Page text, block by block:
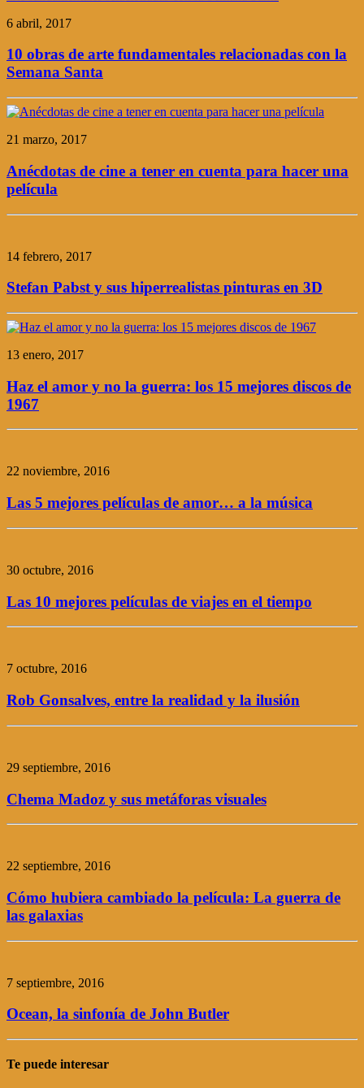
6 abril, 2017
10 obras de arte fundamentales relacionadas con la
Semana Santa
21 marzo, 2017
Anécdotas de cine a tener en cuenta para hacer una
película
14 febrero, 2017
Stefan Pabst y sus hiperrealistas pinturas en 3D
13 enero, 2017
Haz el amor y no la guerra: los 15 mejores discos de
1967
22 noviembre, 2016
Las 5 mejores películas de amor… a la música
30 octubre, 2016
Las 10 mejores películas de viajes en el tiempo
7 octubre, 2016
Rob Gonsalves, entre la realidad y la ilusión
29 septiembre, 2016
Chema Madoz y sus metáforas visuales
22 septiembre, 2016
Cómo hubiera cambiado la película: La guerra de
las galaxias
7 septiembre, 2016
Ocean, la sinfonía de John Butler
Te puede interesar